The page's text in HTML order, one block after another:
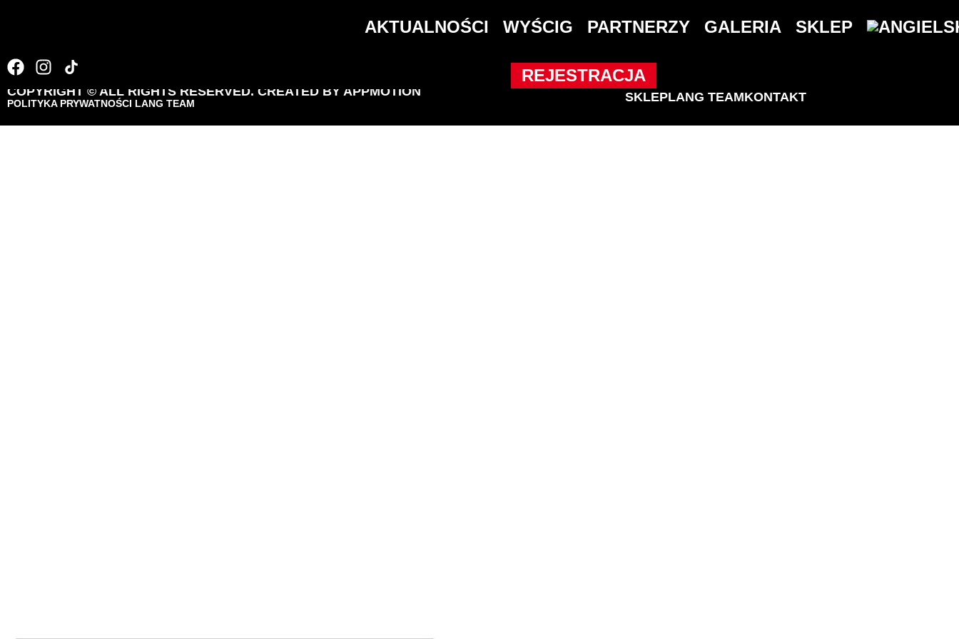
AKTUALNOŚCI WYŚCIG PARTNERZY GALERIA SKLEP
REJESTRACJA
049_TdPA_2018__18K7118
COPYRIGHT © ALL RIGHTS RESERVED. CREATED BY APPMOTION
POLITYKA PRYWATNOŚCI LANG TEAM SKLEPLANG TEAMKONTAKT